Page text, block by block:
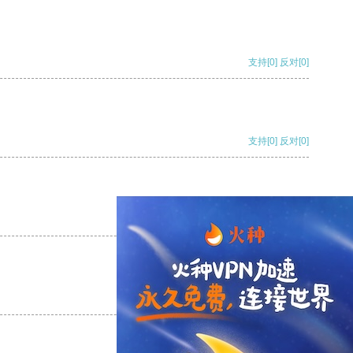
支持[0] 反对[0]
支持[0] 反对[0]
支持 [0] 反对[0]